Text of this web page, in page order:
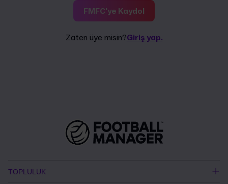
FMFC'ye Kaydol
Zaten üye misin?Giriş yap.
TOPLULUK